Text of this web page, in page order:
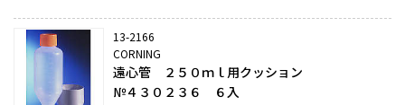
13-2166
CORNING
遠心管 ２５０ｍｌ用クッション
№４３０２３６ ６入